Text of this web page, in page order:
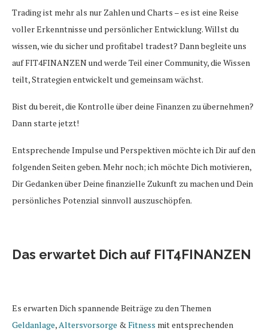
Trading ist mehr als nur Zahlen und Charts – es ist eine Reise
voller Erkenntnisse und persönlicher Entwicklung. Willst du
wissen, wie du sicher und profitabel tradest? Dann begleite uns
auf FIT4FINANZEN und werde Teil einer Community, die Wissen
teilt, Strategien entwickelt und gemeinsam wächst.
Bist du bereit, die Kontrolle über deine Finanzen zu übernehmen?
Dann starte jetzt!
Entsprechende Impulse und Perspektiven möchte ich Dir auf den
folgenden Seiten geben. Mehr noch; ich möchte Dich motivieren,
Dir Gedanken über Deine finanzielle Zukunft zu machen und Dein
persönliches Potenzial sinnvoll auszuschöpfen.
Das erwartet Dich auf FIT4FINANZEN
Es erwarten Dich spannende Beiträge zu den Themen
Geldanlage, Altersvorsorge & Fitness mit entsprechenden